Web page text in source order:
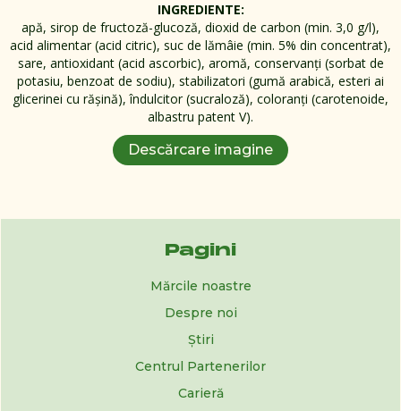
INGREDIENTE:
apă, sirop de fructoză-glucoză, dioxid de carbon (min. 3,0 g/l),
acid alimentar (acid citric), suc de lămâie (min. 5% din concentrat),
sare, antioxidant (acid ascorbic), aromă, conservanți (sorbat de
potasiu, benzoat de sodiu), stabilizatori (gumă arabică, esteri ai
glicerinei cu rășină), îndulcitor (sucraloză), coloranți (carotenoide,
albastru patent V).
Descărcare imagine
Pagini
Mărcile noastre
Despre noi
Știri
Centrul Partenerilor
Carieră